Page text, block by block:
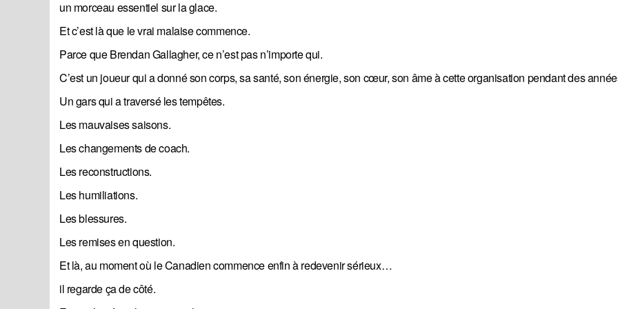
un morceau essentiel sur la glace.
Et c’est là que le vrai malaise commence.
Parce que Brendan Gallagher, ce n’est pas n’importe qui.
C’est un joueur qui a donné son corps, sa santé, son énergie, son cœur, son âme à cette organisation pendant des
Un gars qui a traversé les tempêtes.
Les mauvaises saisons.
Les changements de coach.
Les reconstructions.
Les humiliations.
Les blessures.
Les remises en question.
Et là, au moment où le Canadien commence enfin à redevenir sérieux…
il regarde ça de côté.